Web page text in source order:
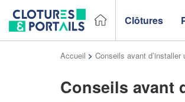
Clôtures
Accueil > Conseils avant d’installer
Conseils avant